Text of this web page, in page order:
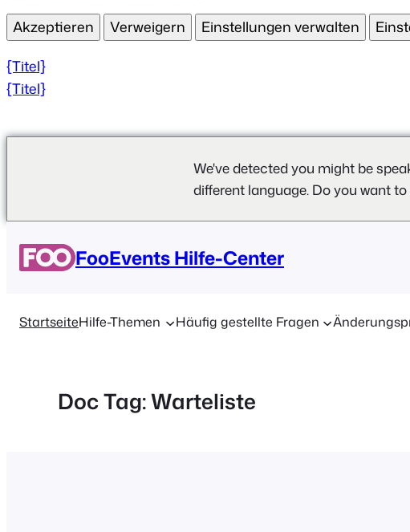
Akzeptieren
Verweigern Einstellungen verwalten
{Titel}
{Titel}
We've detected you might be
different language. Do you want
Inhalt
springen
FooEvents Hilfe-Center
StartseiteHilfe-Themen Häufig gestellte Fragen
Doc Tag:Warteliste